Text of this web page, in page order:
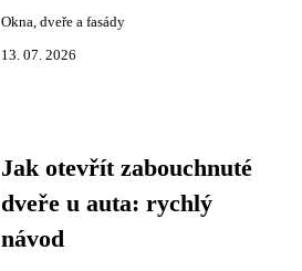
Okna, dveře a fasády
13. 07. 2026
Jak otevřít zabouchnuté
dveře u auta: rychlý
návod